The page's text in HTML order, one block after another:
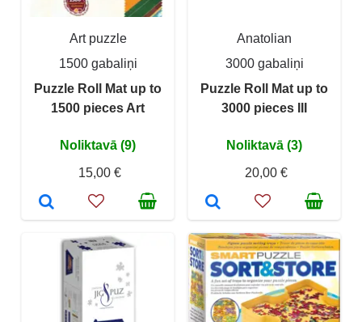
Art puzzle
1500 gabaliņi
Puzzle Roll Mat up to
1500 pieces Art
Noliktavā (9)
15,00 €
Anatolian
3000 gabaliņi
Puzzle Roll Mat up to
3000 pieces III
Noliktavā (3)
20,00 €